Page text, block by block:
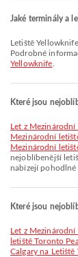
Jaké terminály a
Letiště Yellowknife nabízí a mnoho dalších služeb pro lepší cestovní zážitek.
Podrobné
Yellowknife
Které jsou
let z
Mezinárodní
Mezinárodní
nejoblíbenější
nabízejí pohodlné
Které jsou
let z
letiště Toronto
Calgary na Letiště